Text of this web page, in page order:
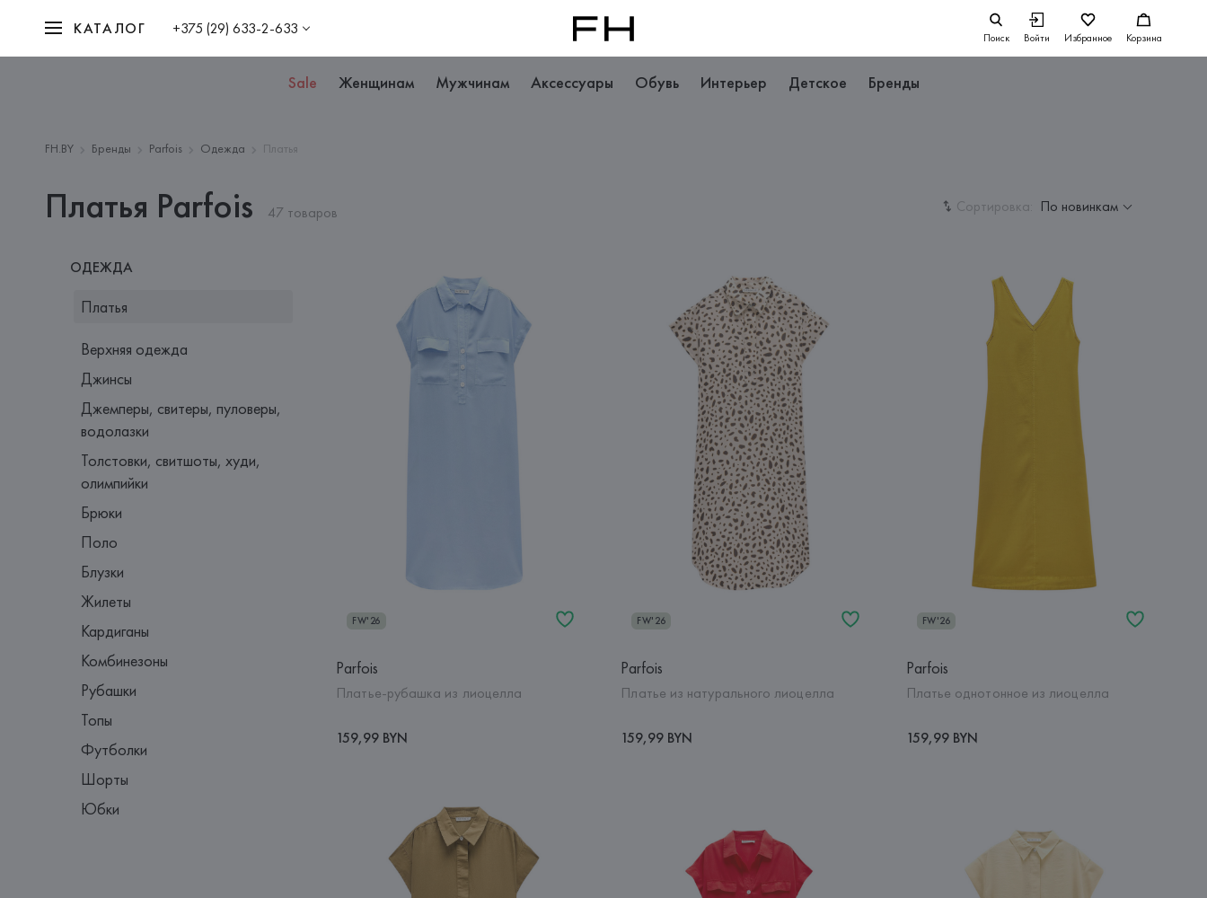
КАТАЛОГ +375 (29) 633-2-633 Поиск Войти Избранное Корзина
Sale Женщинам Мужчинам Аксессуары Обувь Интерьер Детское Бренды
FH.BY Бренды Parfois Одежда Платья
Платья Parfois 47 товаров Сортировка: По новинкам
ОДЕЖДА
Платья
Верхняя одежда
Джинсы
Джемперы, свитеры, пуловеры,
водолазки
Толстовки, свитшоты, худи,
олимпийки
Брюки
Поло
Блузки
Жилеты
Кардиганы
Комбинезоны
Рубашки
Топы
Футболки
Шорты
Юбки
FW'26
Parfois
Платье-рубашка из лиоцелла
159,99 BYN
FW'26
Parfois
Платье из натурального лиоцелла
159,99 BYN
FW'26
Parfois
Платье однотонное из лиоцелла
159,99 BYN